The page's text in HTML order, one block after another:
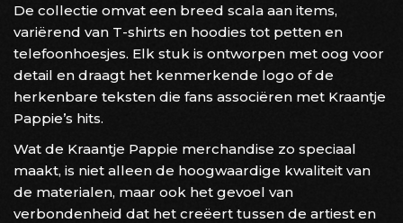
De collectie omvat een breed scala aan items,
variërend van T-shirts en hoodies tot petten en
telefoonhoesjes. Elk stuk is ontworpen met oog voor
detail en draagt het kenmerkende logo of de
herkenbare teksten die fans associëren met Kraantje
Pappie’s hits.
Wat de Kraantje Pappie merchandise zo speciaal
maakt, is niet alleen de hoogwaardige kwaliteit van
de materialen, maar ook het gevoel van
verbondenheid dat het creëert tussen de artiest en